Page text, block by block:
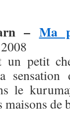
– Ma
un petit
sensation
le
maisons de